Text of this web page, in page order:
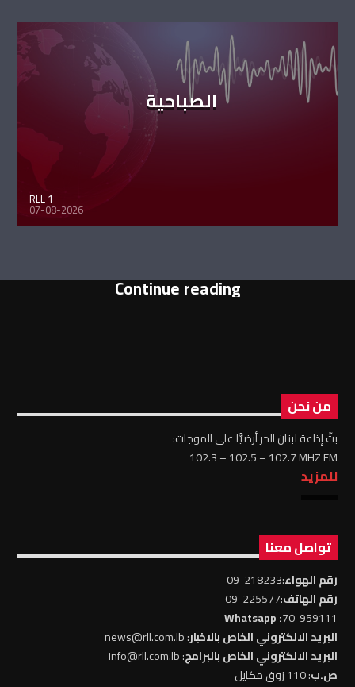
الصباحية
RLL 1
07-08-2026
Continue reading
من نحن
بثّ إذاعة لبنان الحر أرضيًّا على الموجات:
102.3 – 102.5 – 102.7 MHZ FM
للمزيد
تواصل معنا
رقم الهواء:218233-09
رقم الهاتف:225577-09
70-959111
: Whatsapp
البريد الالكتروني الخاص بالاخبار: news@rll.com.lb
البريد الالكتروني الخاص بالبرامج: info@rll.com.lb
ص.ب: 110 زوق مكايل